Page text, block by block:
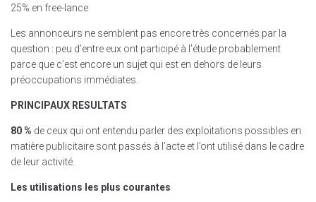
25% en free-lance
Les annonceurs ne semblent pas encore très concernés par la
question : peu d’entre eux ont participé à l’étude probablement
parce que c’est encore un sujet qui est en dehors de leurs
préoccupations immédiates.
PRINCIPAUX RESULTATS
80 % de ceux qui ont entendu parler des exploitations possibles en
matière publicitaire sont passés à l’acte et l’ont utilisé dans le cadre
de leur activité.
Les utilisations les plus courantes